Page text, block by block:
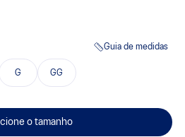
Guia de medidas
G GG
o tamanho